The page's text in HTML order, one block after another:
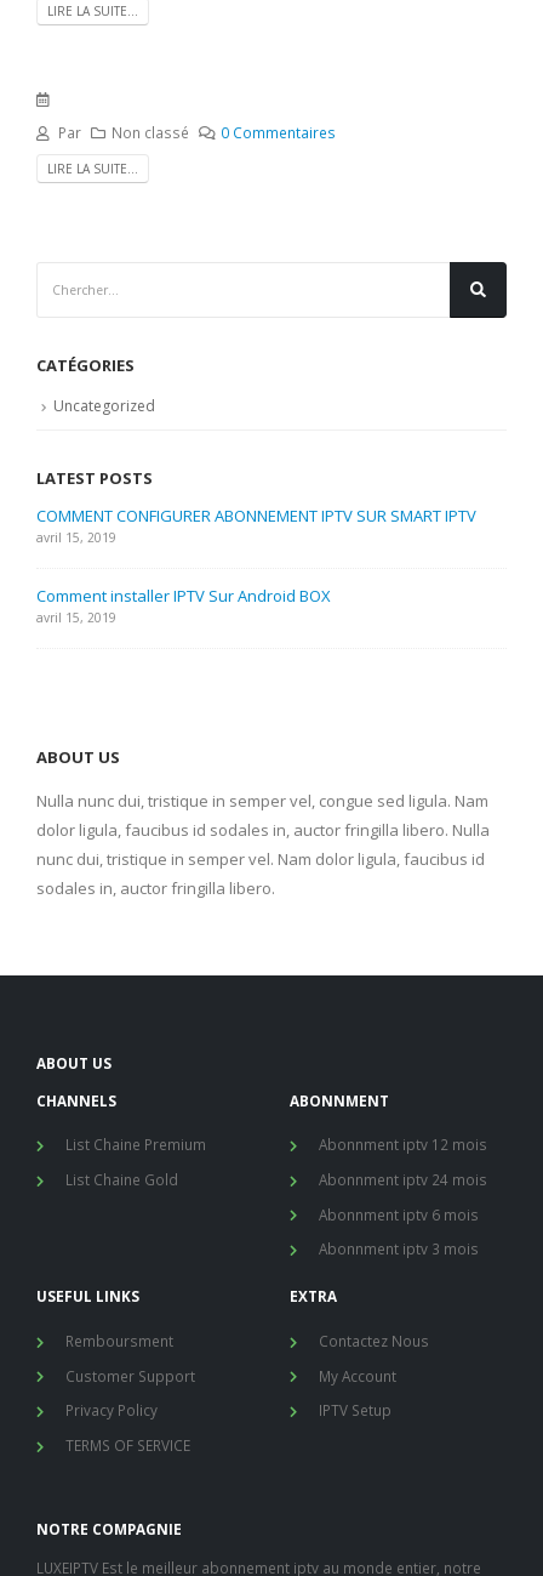
LIRE LA SUITE...
Par Non classé 0 Commentaires
LIRE LA SUITE...
CATÉGORIES
Uncategorized
LATEST POSTS
COMMENT CONFIGURER ABONNEMENT IPTV SUR SMART IPTV
avril 15, 2019
Comment installer IPTV Sur Android BOX
avril 15, 2019
ABOUT US
Nulla nunc dui, tristique in semper vel, congue sed ligula. Nam
dolor ligula, faucibus id sodales in, auctor fringilla libero. Nulla
nunc dui, tristique in semper vel. Nam dolor ligula, faucibus id
sodales in, auctor fringilla libero.
ABOUT US
CHANNELS
List Chaine Premium
List Chaine Gold
ABONNMENT
Abonnment iptv 12 mois
Abonnment iptv 24 mois
Abonnment iptv 6 mois
Abonnment iptv 3 mois
USEFUL LINKS
Remboursment
Customer Support
Privacy Policy
TERMS OF SERVICE
EXTRA
Contactez Nous
My Account
IPTV Setup
NOTRE COMPAGNIE
LUXEIPTV Est le meilleur abonnement iptv au monde entier, notre